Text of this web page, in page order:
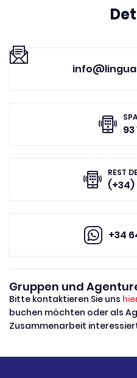
93
REST
(+34)
+34
Gruppen und
Bitte kontaktieren Sie uns
buchen möchten oder als
Zusammenarbeit